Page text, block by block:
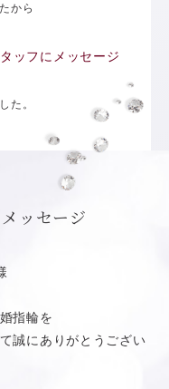
から
ッフにメッセージ
た。
ッセージ
指輪を
誠にありがとうござい